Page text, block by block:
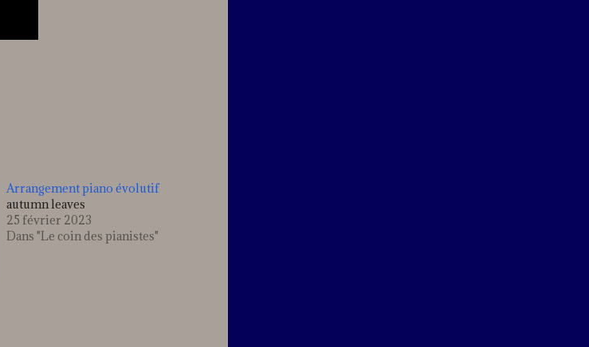
Arrangement piano évolutif
autumn leaves
25 février 2023
Dans "Le coin des pianistes"